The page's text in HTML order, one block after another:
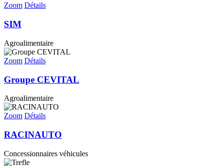
Zoom Détails
SIM
Agroalimentaire
Zoom Détails
Groupe CEVITAL
Agroalimentaire
Zoom Détails
RACINAUTO
Concessionnaires véhicules